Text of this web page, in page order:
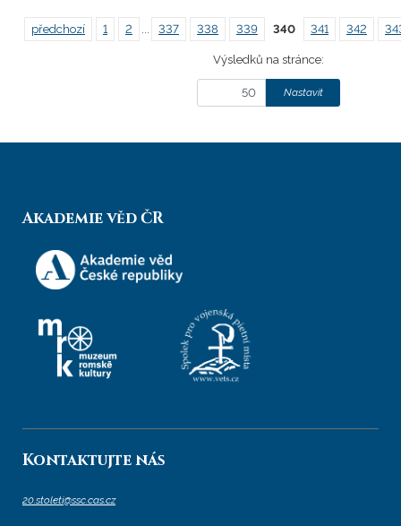
předchozí 1 2 ... 337 338 339 340 341 342
Výsledků na stránce:
Akademie věd ČR
Kontaktujte nás
20.stoleti@ssc.cas.cz